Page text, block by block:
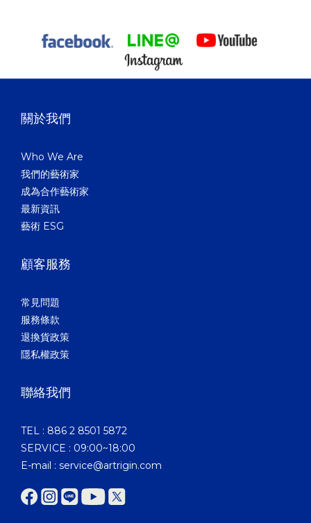
關於我們
Who We Are
我們的藝術家
成為合作藝術家
最新資訊
藝術 ESG
顧客服務
常見問題
服務條款
退換貨政策
隱私權政策
聯絡我們
TEL : 886 2 8501 5872
SERVICE : 09:00~18:00
E-mail : service@artrigin.com